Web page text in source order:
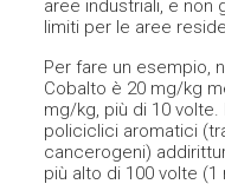
aree industriali, e non
limiti per le aree
Per fare un esempio,
Cobalto è 20 mg/kg
mg/kg, più di 10
policiclici aromatici
cancerogeni)
più alto di 100 volte